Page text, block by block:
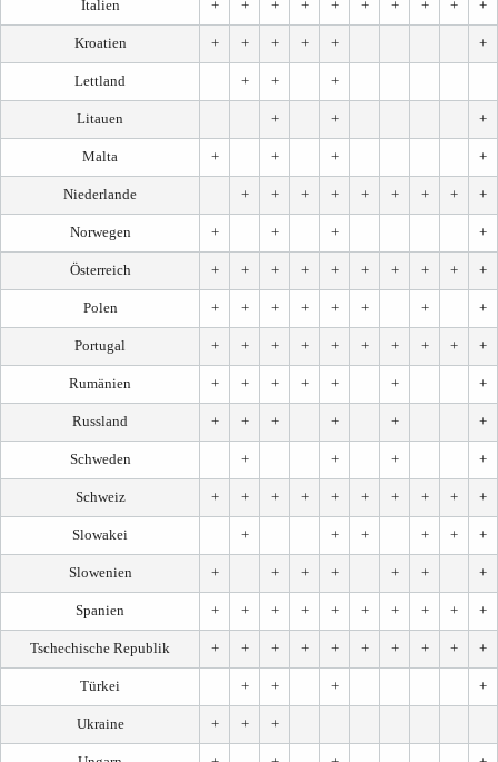
Italien + + + + + + + + + +
Kroatien + + + + + +
Lettland + + +
Litauen + + +
Malta + + + +
Niederlande + + + + + + + + +
Norwegen + + + +
Österreich + + + + + + + + + +
Polen + + + + + + + +
Portugal + + + + + + + + + +
Rumänien + + + + + + +
Russland + + + + + +
Schweden + + + +
Schweiz + + + + + + + + + +
Slowakei + + + + + +
Slowenien + + + + + + +
Spanien + + + + + + + + + +
Tschechische Republik + + + + + + + + + +
Türkei + + + +
Ukraine + + +